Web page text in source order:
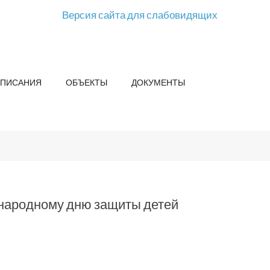
Версия сайта для слабовидящих
ОБЪЕКТЫ ДОКУМЕНТЫ
дню защиты детей